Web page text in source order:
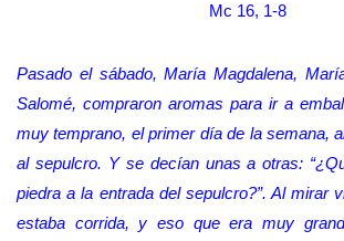
Mc 16, 1-8
Pasado el sábado, María Magdalena,
Salomé, compraron aromas para ir a
muy temprano, el primer día de la semana,
al sepulcro. Y se decían unas a otras:
piedra a la entrada del sepulcro?”. Al mirar
estaba corrida, y eso que era muy